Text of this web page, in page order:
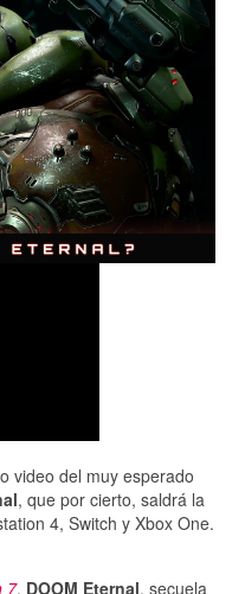
video del muy esperado
, que por cierto, saldrá la
4, Switch y Xbox One.
7, DOOM Eternal, secuela